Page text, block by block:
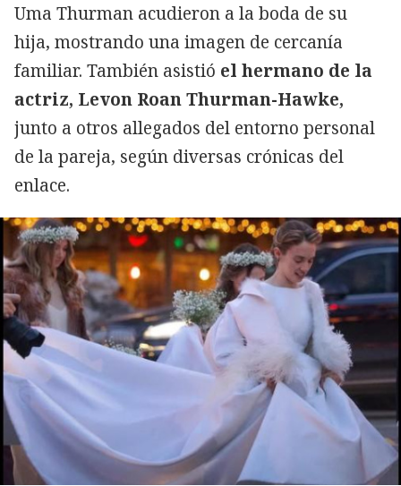
Uma Thurman acudieron a la boda de su
hija, mostrando una imagen de cercanía
familiar. También asistió el hermano de la
actriz, Levon Roan Thurman-Hawke,
junto a otros allegados del entorno personal
de la pareja, según diversas crónicas del
enlace.